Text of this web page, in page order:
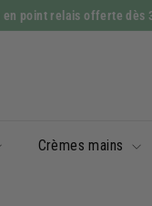
en point relais offerte dès
Crèmes mains